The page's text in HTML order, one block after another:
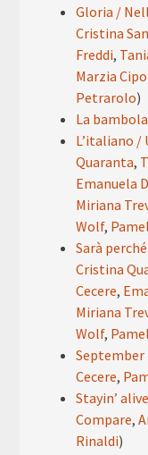
Gloria /
Cristina
Freddi,
Marzia
Petrarolo)
La
L’italiano /
Quaranta,
Emanuela
Miriana
Wolf,
Sarà
Cristina
Cecere,
Miriana
Wolf,
September
Cecere,
Stayin’
Compare,
Rinaldi)